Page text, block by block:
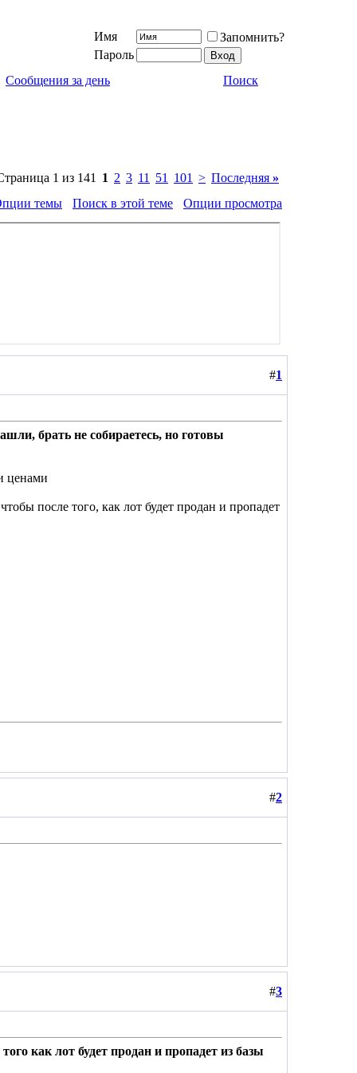
Имя
Запомнить?
Пароль
Сообщения за день
Поиск
1 из 141 1 2 3 11 51 101 > Последняя »
темы
Поиск в этой теме Опции просмотра
#1
брать не собираетесь, но готовы
ценами
после того, как лот будет продан и пропадет
#2
#3
как лот будет продан и пропадет из базы